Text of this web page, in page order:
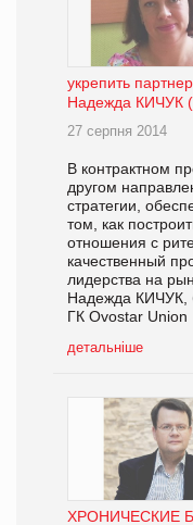
укрепить
Надежда КИЧУК
27 серпня 2014
В контрактном
другом
стратегии,
том, как
отношения с
качественный
лидерства на
Надежда
ГК Ovostar Union
детальніше
ХРОНИЧЕСКИЕ